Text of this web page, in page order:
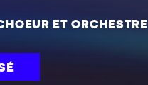
ET ORCHESTRE